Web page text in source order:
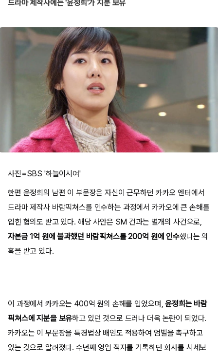
드라마 제작사에는 '윤정희'가 지분 보유
사진=SBS '하늘이시여'
한편 윤정희의 남편 이 부문장은 자신이 근무하던 카카오 엔터에서
드라마 제작사 바람픽쳐스를 인수하는 과정에서 카카오에 큰 손해를
입힌 혐의도 받고 있다. 해당 사안은 SM 건과는 별개의 사건으로,
자본금 1억 원에 불과했던 바람픽쳐스를 200억 원에 인수했다는 의
혹을 받고 있다.
이 과정에서 카카오는 400억 원의 손해를 입었으며,윤정희는 바람
픽쳐스에 지분을 보유하고 있던 것으로 드러나 더욱 논란이 되었다.
카카오는 이 부문장을 특경법상 배임도 적용하여 엄벌을 촉구하고
있는 것으로 알려졌다. 수년째 영업 적자를 기록하던 회사를 시세보